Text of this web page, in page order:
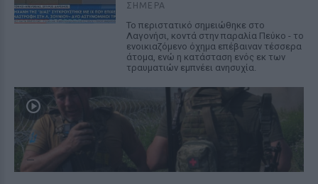
ΣΉΜΕΡΑ
Το περιστατικό σημειώθηκε στο
Λαγονήσι, κοντά στην παραλία Πεύκο - το
ενοικιαζόμενο όχημα επέβαιναν τέσσερα
άτομα, ενώ η κατάσταση ενός εκ των
τραυματιών εμπνέει ανησυχία.